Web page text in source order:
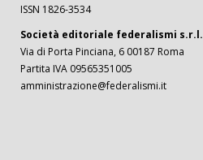
ISSN 1826-3534
Società editoriale federalismi s.r.l.
Via di Porta Pinciana, 6 00187 Roma
Partita IVA 09565351005
amministrazione@federalismi.it